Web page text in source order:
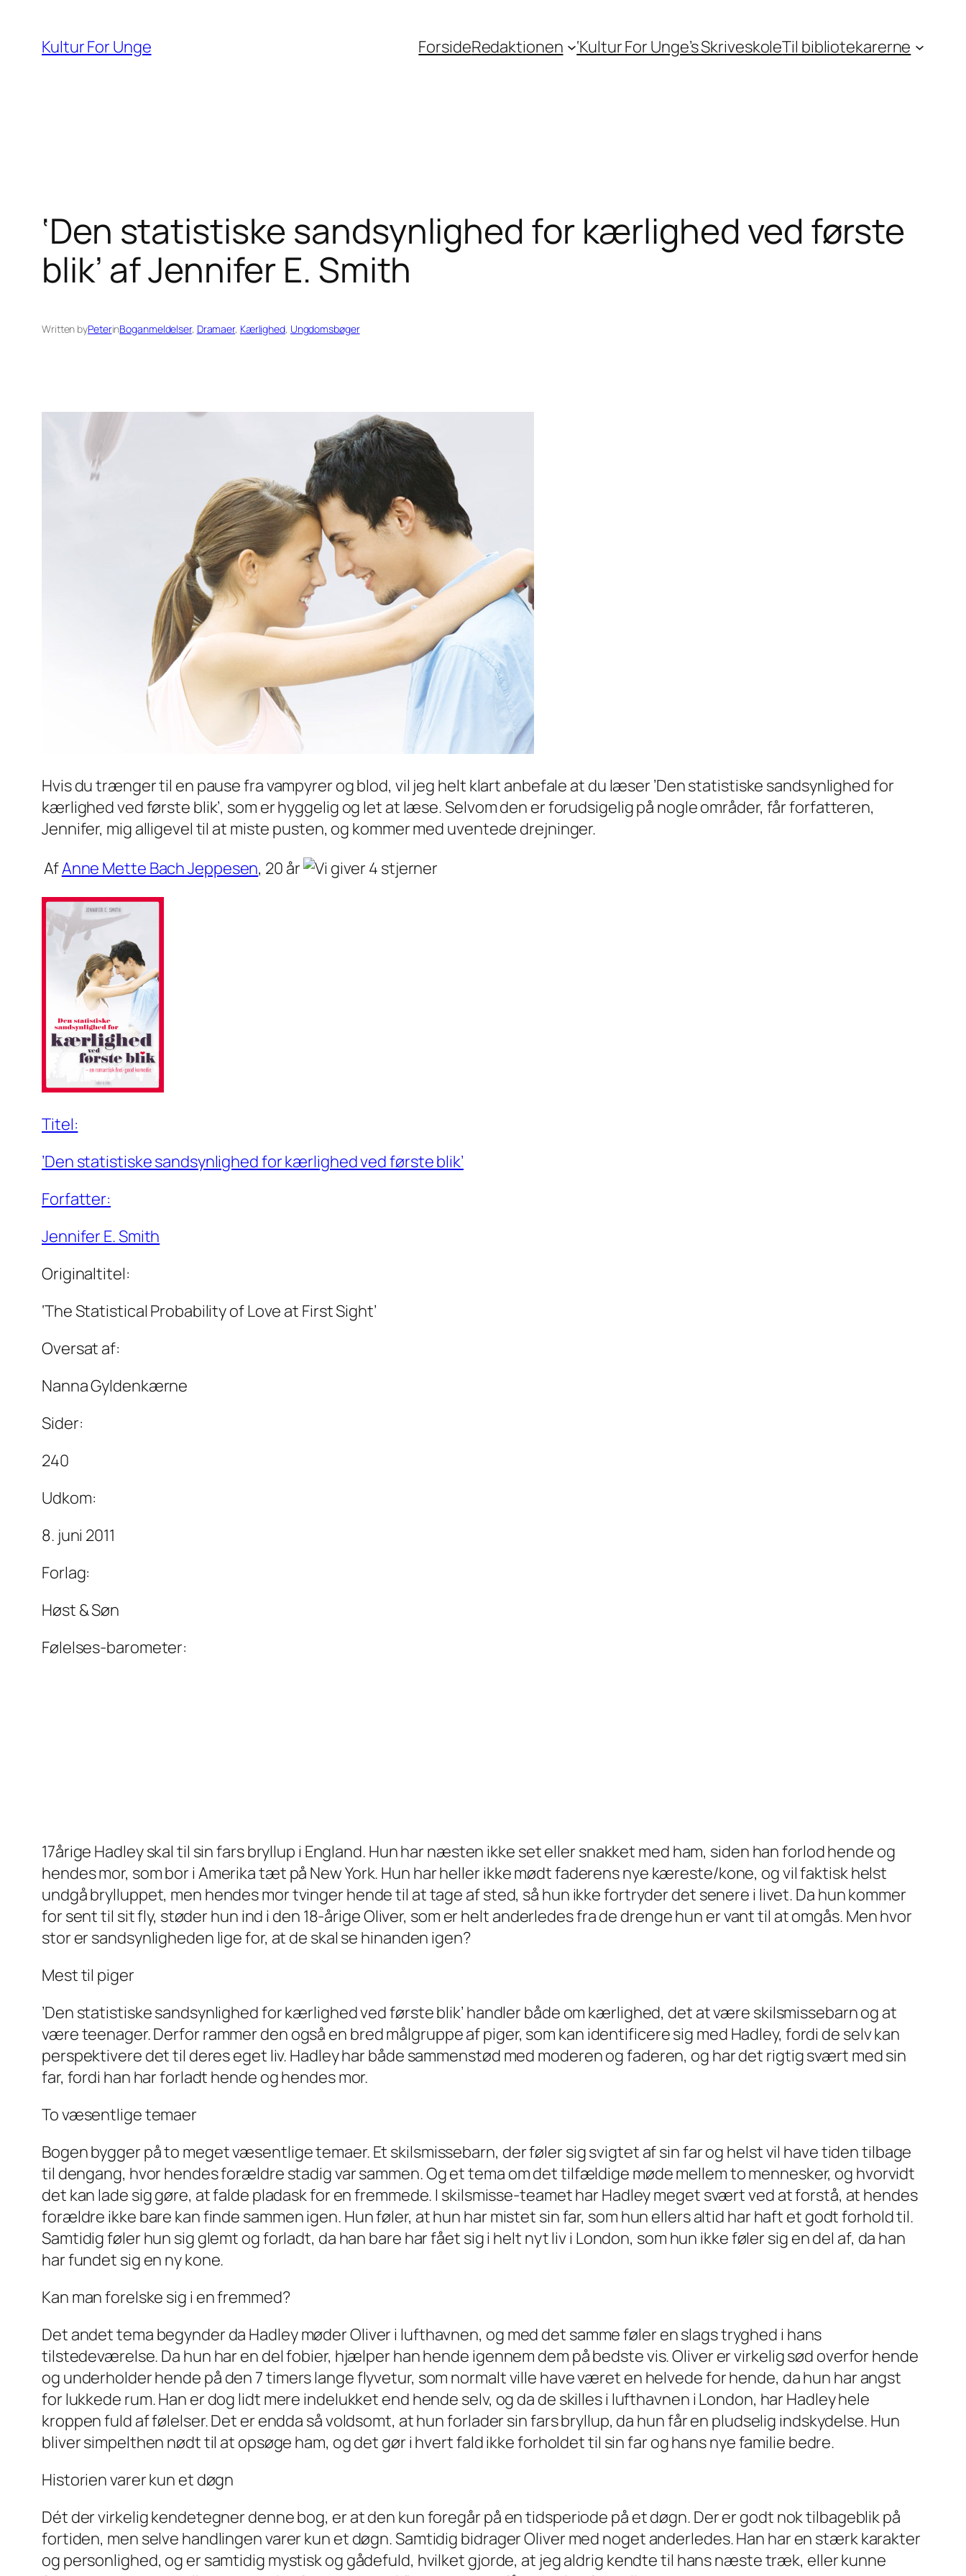
indhold
Kultur For Unge ForsideRedaktionen ‘Kultur For Unge’s SkriveskoleTil bibliotekarerne
‘Den statistiske sandsynlighed for kærlighed ved første
blik’ af Jennifer E. Smith
Written byPeterinBoganmeldelser, Dramaer, Kærlighed, Ungdomsbøger
Hvis du trænger til en pause fra vampyrer og blod, vil jeg helt klart anbefale at du læser ’Den statistiske sandsynlighed for
kærlighed ved første blik’, som er hyggelig og let at læse. Selvom den er forudsigelig på nogle områder, får forfatteren,
Jennifer, mig alligevel til at miste pusten, og kommer med uventede drejninger.
AfAnne Mette Bach Jeppesen, 20 år
Titel:
’Den statistiske sandsynlighed for kærlighed ved første blik’
Forfatter:
Jennifer E. Smith
Originaltitel:
‘The Statistical Probability of Love at First Sight’
Oversat af:
Nanna Gyldenkærne
Sider:
240
Udkom:
8. juni 2011
Forlag:
Høst & Søn
Følelses-barometer:
17årige Hadley skal til sin fars bryllup i England. Hun har næsten ikke set eller snakket med ham, siden han forlod hende og
hendes mor, som bor i Amerika tæt på New York. Hun har heller ikke mødt faderens nye kæreste/kone, og vil faktisk helst
undgå brylluppet, men hendes mor tvinger hende til at tage af sted, så hun ikke fortryder det senere i livet. Da hun kommer
for sent til sit fly, støder hun ind i den 18-årige Oliver, som er helt anderledes fra de drenge hun er vant til at omgås. Men hvor
stor er sandsynligheden lige for, at de skal se hinanden igen?
Mest til piger
’Den statistiske sandsynlighed for kærlighed ved første blik’ handler både om kærlighed, det at være skilsmissebarn og at
være teenager. Derfor rammer den også en bred målgruppe af piger, som kan identificere sig med Hadley, fordi de selv kan
perspektivere det til deres eget liv. Hadley har både sammenstød med moderen og faderen, og har det rigtig svært med sin
far, fordi han har forladt hende og hendes mor.
To væsentlige temaer
Bogen bygger på to meget væsentlige temaer. Et skilsmissebarn, der føler sig svigtet af sin far og helst vil have tiden tilbage
til dengang, hvor hendes forældre stadig var sammen. Og et tema om det tilfældige møde mellem to mennesker, og hvorvidt
det kan lade sig gøre, at falde pladask for en fremmede. I skilsmisse-teamet har Hadley meget svært ved at forstå, at hendes
forældre ikke bare kan finde sammen igen. Hun føler, at hun har mistet sin far, som hun ellers altid har haft et godt forhold til.
Samtidig føler hun sig glemt og forladt, da han bare har fået sig i helt nyt liv i London, som hun ikke føler sig en del af, da han
har fundet sig en ny kone.
Kan man forelske sig i en fremmed?
Det andet tema begynder da Hadley møder Oliver i lufthavnen, og med det samme føler en slags tryghed i hans
tilstedeværelse. Da hun har en del fobier, hjælper han hende igennem dem på bedste vis. Oliver er virkelig sød overfor hende
og underholder hende på den 7 timers lange flyvetur, som normalt ville have været en helvede for hende, da hun har angst
for lukkede rum. Han er dog lidt mere indelukket end hende selv, og da de skilles i lufthavnen i London, har Hadley hele
kroppen fuld af følelser. Det er endda så voldsomt, at hun forlader sin fars bryllup, da hun får en pludselig indskydelse. Hun
bliver simpelthen nødt til at opsøge ham, og det gør i hvert fald ikke forholdet til sin far og hans nye familie bedre.
Historien varer kun et døgn
Dét der virkelig kendetegner denne bog, er at den kun foregår på en tidsperiode på et døgn. Der er godt nok tilbageblik på
fortiden, men selve handlingen varer kun et døgn. Samtidig bidrager Oliver med noget anderledes. Han har en stærk karakter
og personlighed, og er samtidig mystisk og gådefuld, hvilket gjorde, at jeg aldrig kendte til hans næste træk, eller kunne